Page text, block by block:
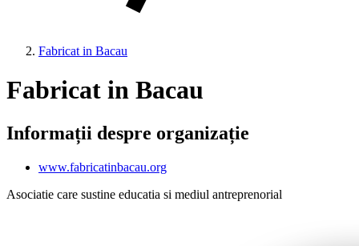
Fabricat in Bacau
Fabricat in Bacau
Informații despre organizație
www.fabricatinbacau.org
Asociatie care sustine educatia si mediul antreprenorial